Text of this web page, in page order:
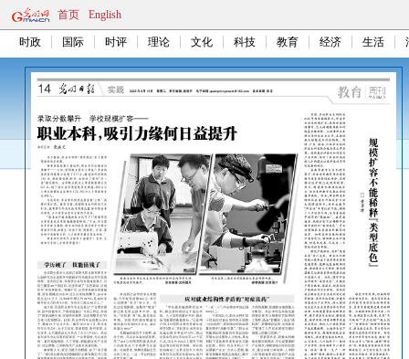
首页 English
时政 国际 时评 理论 文化 科技 教育 经济 生活